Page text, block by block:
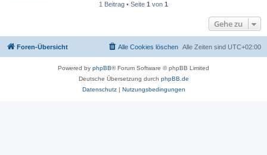
1 Beitrag • Seite 1 von 1
Gehe zu
Foren-Übersicht Alle Zeiten sind UTC+02:00
Alle Cookies löschen
Powered by phpBB® Forum Software © phpBB Limited
Deutsche Übersetzung durch phpBB.de
Datenschutz| Nutzungsbedingungen